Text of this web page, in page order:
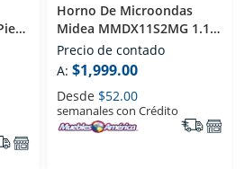
Horno De Microondas
Midea MMDX11S2MG 1.1
Pies Silver
Precio de contado
A: $1,999.00
Desde $52.00
semanales con Crédito